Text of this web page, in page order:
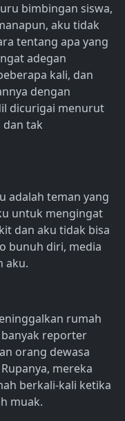
bimbingan siswa,
aku tidak
tentang apa yang
adegan
kali, dan
dengan
dicurigai menurut
tak
adalah teman yang
untuk mengingat
dan aku tidak bisa
bunuh diri, media
aku.
rumah
reporter
orang dewasa
mereka
berkali-kali ketika
muak.